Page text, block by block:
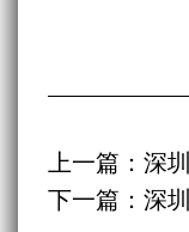
上一篇： 深
下一篇： 深